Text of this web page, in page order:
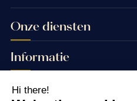
Onze diensten
Informatie
Neem contact met ons
Hi there!